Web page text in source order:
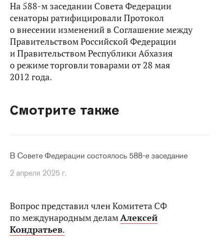
На 588-м заседании Совета Федерации
сенаторы ратифицировали Протокол
о внесении изменений в Соглашение между
Правительством Российской Федерации
и Правительством Республики Абхазия
о режиме торговли товарами от 28 мая
2012 года.
Смотрите также
В Совете Федерации состоялось 588-е заседание
2 апреля 2025 г.
Вопрос представил член Комитета СФ
по международным деламАлексей
Кондратьев.